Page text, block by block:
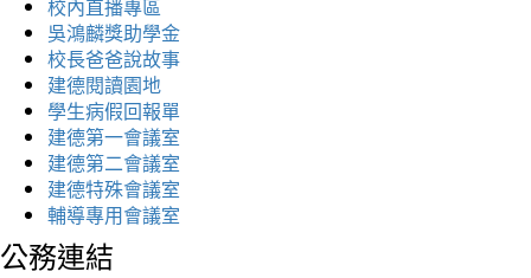
校內直播專區
吳鴻麟獎助學金
校長爸爸說故事
建德閱讀園地
學生病假回報單
建德第一會議室
建德第二會議室
建德特殊會議室
輔導專用會議室
公務連結